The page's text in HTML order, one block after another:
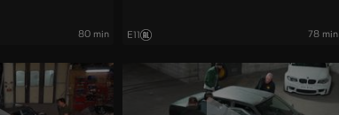
80 min E11 78 min